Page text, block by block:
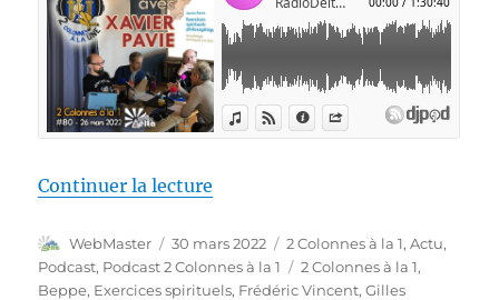
Continuer la lecture
Auteur
WebMaster
Publié
le
30 mars 2022 Catégories
2 Colonnes à la 1,Actu,
Podcast, Podcast 2 Colonnes à la 1 Étiquettes
2 Colonnes à la 1,
Beppe, Exercices spirituels, Frédéric Vincent,Gilles